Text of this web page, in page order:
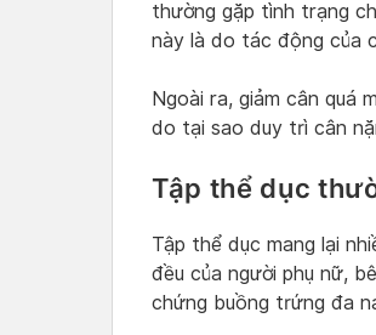
thường gặp tình trạng
này là do tác động của
Ngoài ra, giảm cân quá
do tại sao duy trì cân
Tập thể dục
Tập thể dục mang lại
đều của người phụ nữ,
chứng buồng trứng đa